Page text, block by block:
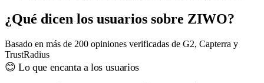
¿Qué dicen los usuarios sobre ZIWO?
Basado en más de 200 opiniones verificadas de G2, Capterra y
TrustRadius
😊 Lo que encanta a los usuarios